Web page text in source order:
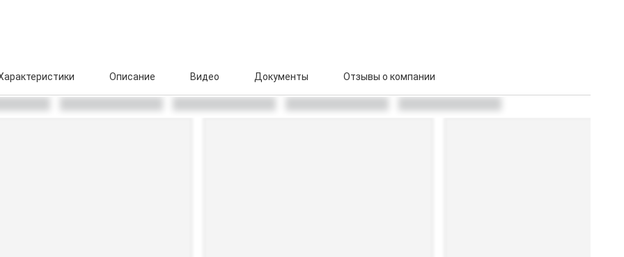
Описание Видео Документы Отзывы о компании